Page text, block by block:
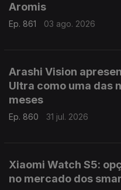
Aromis
Ep. 861 03 ago. 2026
Arashi Vision
Ultra como uma das
meses
Ep. 860 31 jul. 2026
Xiaomi Watch S5:
no mercado dos